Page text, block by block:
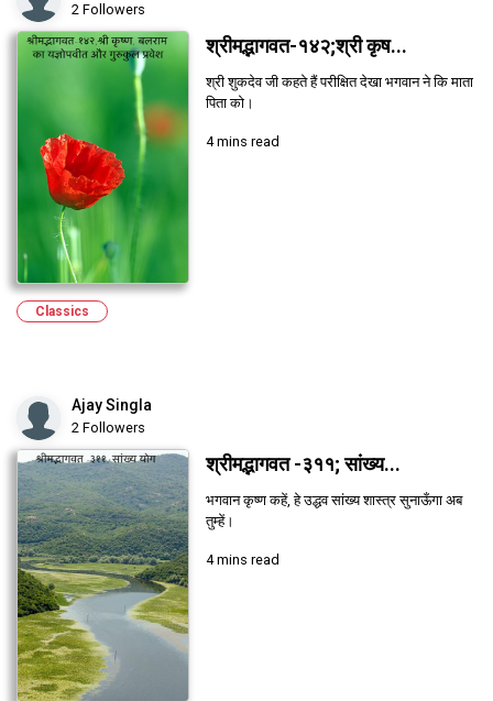
2 Followers
श्रीमद्भागवत-१४२;श्री कृष...
श्री शुकदेव जी कहते हैं परीक्षित देखा भगवान ने कि माता
पिता को।
4 mins read
Classics
Ajay Singla
2 Followers
श्रीमद्भागवत -३११; सांख्य...
भगवान कृष्ण कहें, हे उद्धव सांख्य शास्त्र सुनाऊँगा अब
तुम्हें।
4 mins read